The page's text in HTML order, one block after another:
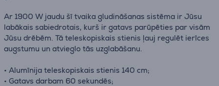
Ar 1900 W jaudu šī tvaika gludināšanas sistēma ir Jūsu
labākais sabiedrotais, kurš ir gatavs parūpēties par visām
Jūsu drēbēm. Tā teleskopiskais stienis ļauj regulēt ierīces
augstumu un atvieglo tās uzglabāšanu.
• Alumīnija teleskopiskais stienis 140 cm;
• Gatavs darbam 60 sekundēs;